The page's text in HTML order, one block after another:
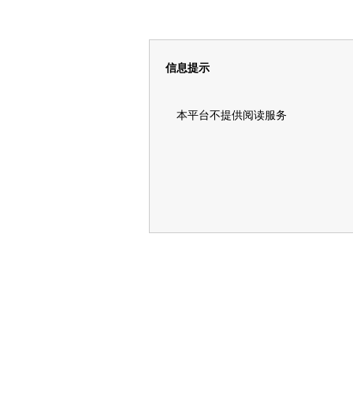
信息提示
本平台不提供阅读服务